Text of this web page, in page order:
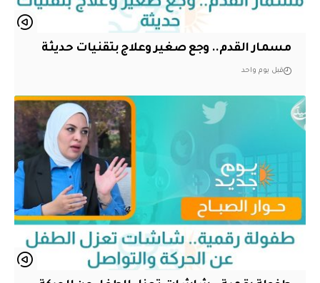
مسمار القدم.. وجع صغير وعلاج بتقنيات حديثة
قبل يوم واحد